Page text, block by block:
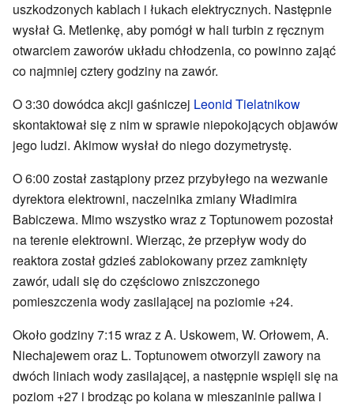
uszkodzonych kablach i łukach elektrycznych. Następnie
wysłał G. Metlenkę, aby pomógł w hali turbin z ręcznym
otwarciem zaworów układu chłodzenia, co powinno zająć
co najmniej cztery godziny na zawór.
O 3:30 dowódca akcji gaśniczej Leonid Tielatnikow
skontaktował się z nim w sprawie niepokojących objawów
jego ludzi. Akimow wysłał do niego dozymetrystę.
O 6:00 został zastąpiony przez przybyłego na wezwanie
dyrektora elektrowni, naczelnika zmiany Władimira
Babiczewa. Mimo wszystko wraz z Toptunowem pozostał
na terenie elektrowni. Wierząc, że przepływ wody do
reaktora został gdzieś zablokowany przez zamknięty
zawór, udali się do częściowo zniszczonego
pomieszczenia wody zasilającej na poziomie +24.
Około godziny 7:15 wraz z A. Uskowem, W. Orłowem, A.
Niechajewem oraz L. Toptunowem otworzyli zawory na
dwóch liniach wody zasilającej, a następnie wspięli się na
poziom +27 i brodząc po kolana w mieszaninie paliwa i